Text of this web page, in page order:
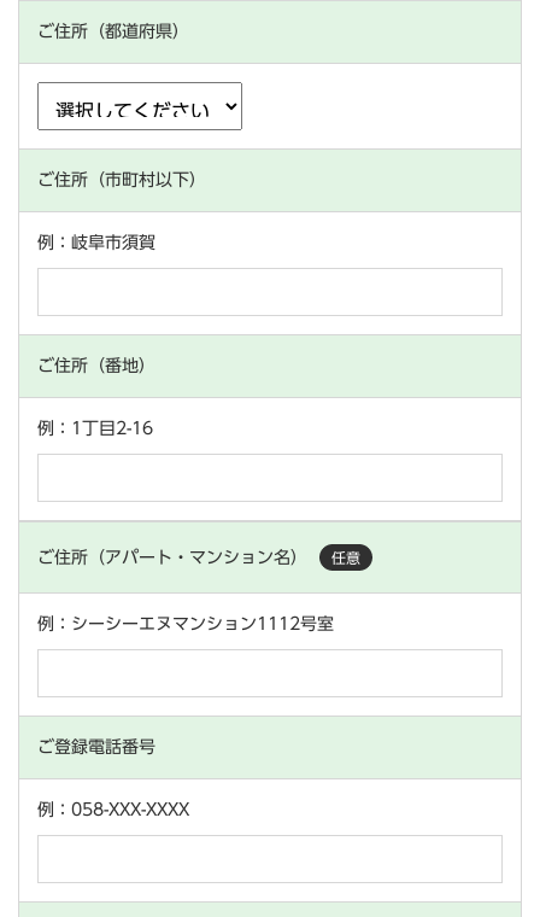
ご住所（都道府県）
ご住所（市町村以下）
例：岐阜市須賀
ご住所（番地）
例：1丁目2-16
ご住所（アパート・マンション名） 任意
例：シーシーエヌマンション1112号室
ご登録電話番号
例：058-XXX-XXXX